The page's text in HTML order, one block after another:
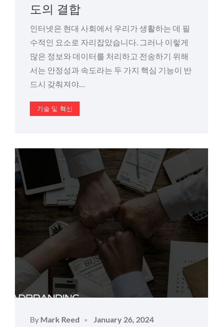
도의 결합
인터넷은 현대 사회에서 우리가 생활하는 데 필
수적인 요소로 자리잡았습니다. 그러나 이렇게
많은 정보와 데이터를 처리하고 전송하기 위해
서는 안정성과 속도라는 두 가지 핵심 기능이 반
드시 갖춰져야…
기술 및 혁신
By Mark Reed
Posted
January 26, 2024